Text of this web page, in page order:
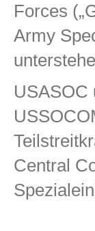
Forces
Army
USASOC
Central